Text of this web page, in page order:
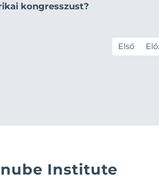
kongresszust?
Első
Institute